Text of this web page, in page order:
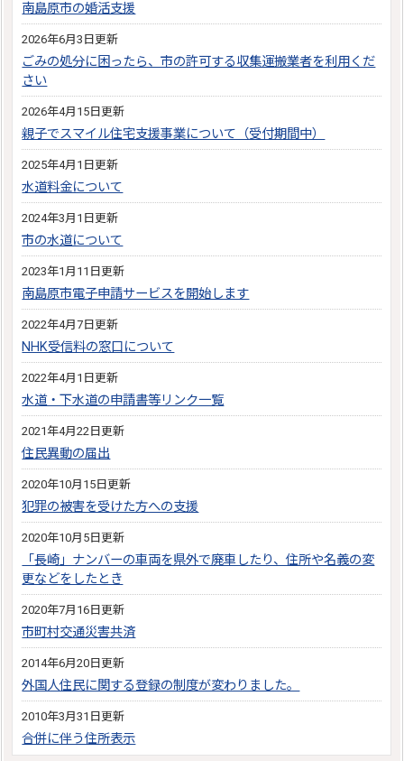
南島原市の婚活支援
2026年6月3日更新
ごみの処分に困ったら、市の許可する収集運搬業者を利用くだ
さい
2026年4月15日更新
親子でスマイル住宅支援事業について（受付期間中）
2025年4月1日更新
水道料金について
2024年3月1日更新
市の水道について
2023年1月11日更新
南島原市電子申請サービスを開始します
2022年4月7日更新
NHK受信料の窓口について
2022年4月1日更新
水道・下水道の申請書等リンク一覧
2021年4月22日更新
住民異動の届出
2020年10月15日更新
犯罪の被害を受けた方への支援
2020年10月5日更新
「長崎」ナンバーの車両を県外で廃車したり、住所や名義の変
更などをしたとき
2020年7月16日更新
市町村交通災害共済
2014年6月20日更新
外国人住民に関する登録の制度が変わりました。
2010年3月31日更新
合併に伴う住所表示